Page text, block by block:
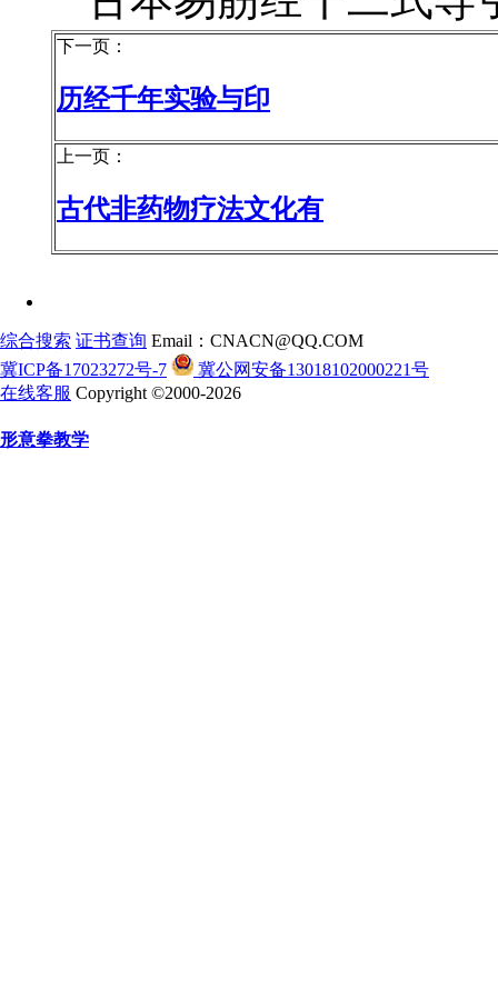
下一页：
历经千年实验与印
上一页：
古代非药物疗法文化有
综合搜索 证书查询 Email：CNACN@QQ.COM
冀ICP备17023272号-7
冀公网安备13018102000221号
在线客服 Copyright ©2000-2026
形意拳教学